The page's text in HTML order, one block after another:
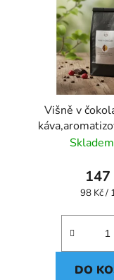
Višně v
Skladem
147
Měrná
98 Kč /
DO